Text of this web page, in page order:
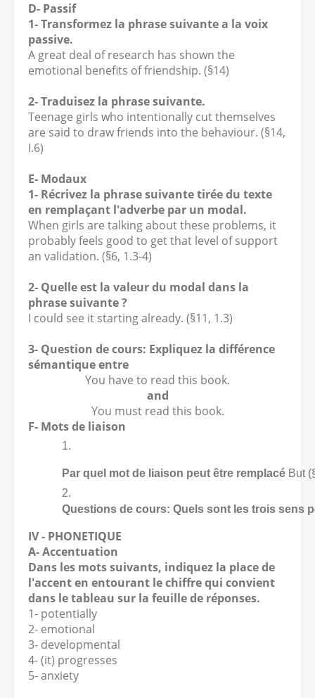
D- Passif
1- Transformez la phrase suivante a la voix
passive.
A great deal of research has shown the
emotional benefits of friendship. (§14)
2- Traduisez la phrase suivante.
Teenage girls who intentionally cut themselves
are said to draw friends into the behaviour. (§14,
I.6)
E- Modaux
1- Récrivez la phrase suivante tirée du texte
en remplaçant l'adverbe par un modal.
When girls are talking about these problems, it
probably feels good to get that level of support
an validation. (§6, 1.3-4)
2- Quelle est la valeur du modal dans la
phrase suivante ?
I could see it starting already. (§11, 1.3)
3- Question de cours: Expliquez la différence
sémantique entre
You have to read this book.
and
You must read this book.
F- Mots de liaison
﻿﻿﻿Par quel mot de liaison peut être remplacé But
Questions de cours: Quels sont les trois sens
IV - PHONETIQUE
A- Accentuation
Dans les mots suivants, indiquez la place de
l'accent en entourant le chiffre qui convient
dans le tableau sur la feuille de réponses.
1- potentially
2- emotional
3- developmental
4- (it) progresses
5- anxiety